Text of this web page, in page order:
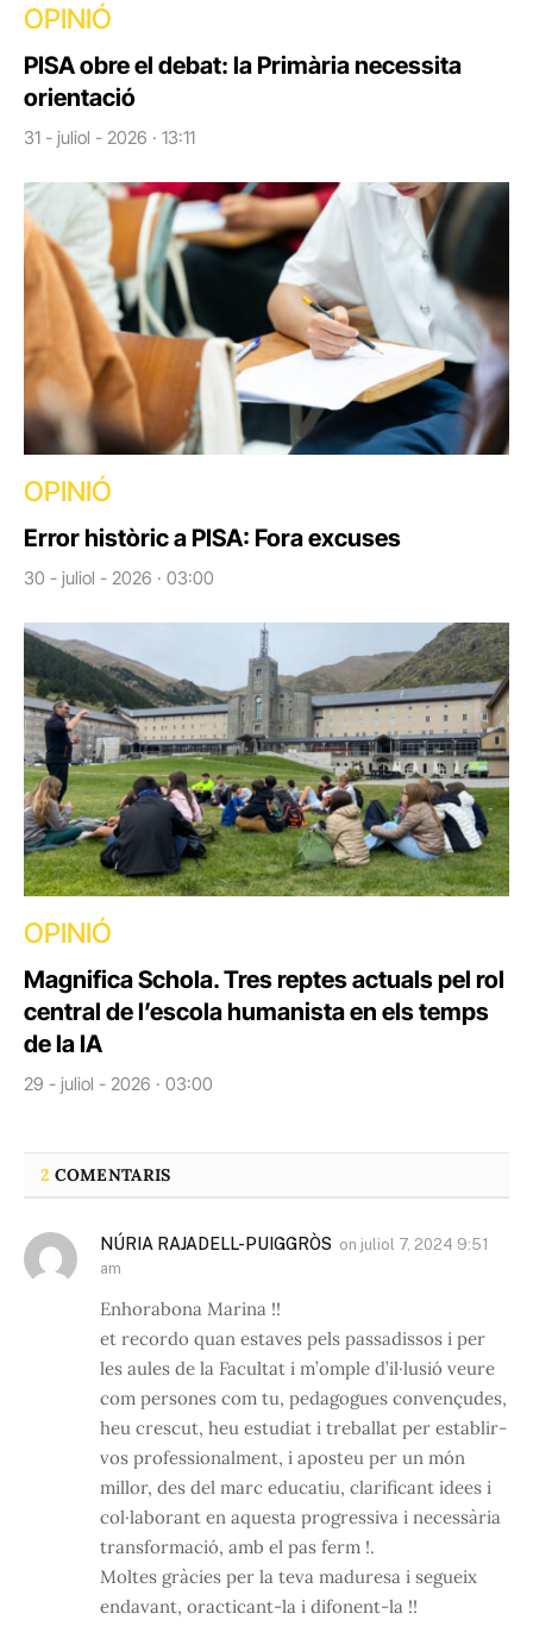
OPINIÓ
PISA obre el debat: la Primària necessita
orientació
31 - juliol - 2026 · 13:11
OPINIÓ
Error històric a PISA: Fora excuses
30 - juliol - 2026 · 03:00
OPINIÓ
Magnifica Schola. Tres reptes actuals pel rol
central de l’escola humanista en els temps
de la IA
29 - juliol - 2026 · 03:00
2 COMENTARIS
NÚRIA RAJADELL-PUIGGRÒS on juliol 7, 2024 9:51
am
Enhorabona Marina !!
et recordo quan estaves pels passadissos i per
les aules de la Facultat i m’omple d’il·lusió veure
com persones com tu, pedagogues convençudes,
heu crescut, heu estudiat i treballat per establir-
vos professionalment, i aposteu per un món
millor, des del marc educatiu, clarificant idees i
col·laborant en aquesta progressiva i necessària
transformació, amb el pas ferm !.
Moltes gràcies per la teva maduresa i segueix
endavant, oracticant-la i difonent-la !!